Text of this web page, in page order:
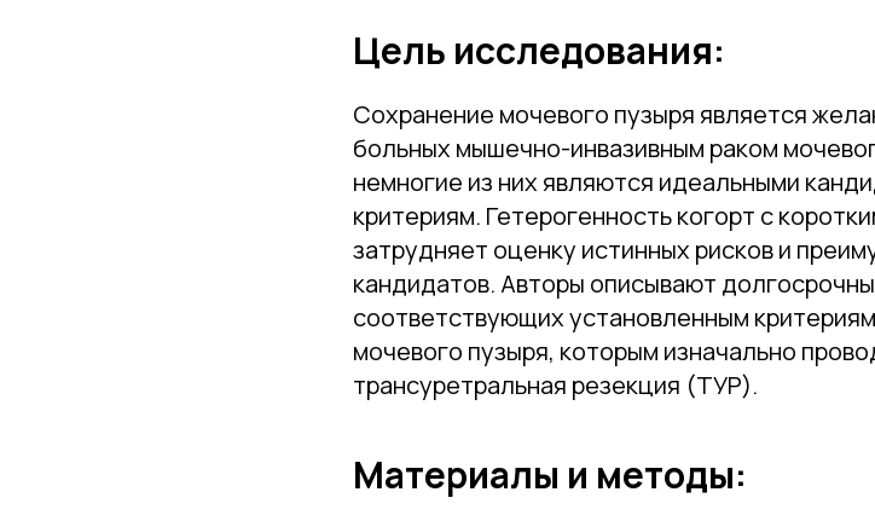
Цель исследования:
Сохранение мочевого пузыря является
больных мышечно-инвазивным раком
немногие из них являются идеальными
критериям. Гетерогенность когорт с
затрудняет оценку истинных рисков и
кандидатов. Авторы описывают
соответствующих установленным
мочевого пузыря, которым изначально
трансуретральная резекция (ТУР).
Материалы и методы: